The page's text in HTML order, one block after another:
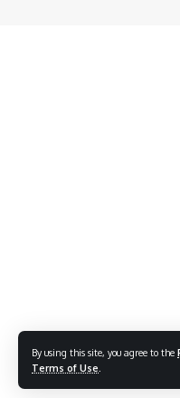
By using this site, you agree to the
Terms of Use